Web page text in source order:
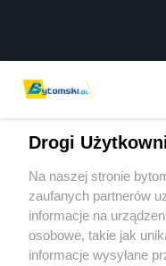
Wydawca mediów
Drogi
Na naszej stronie
zaufanych partnerów
informacje na
osobowe, takie jak
informacje wysyłane